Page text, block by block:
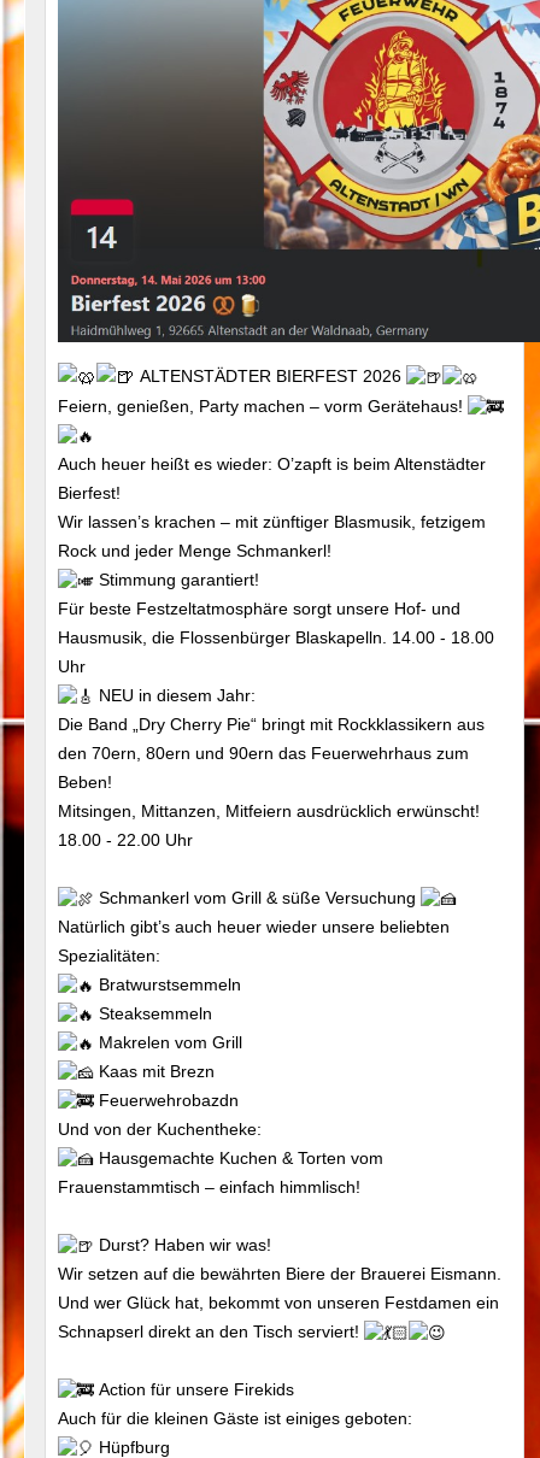
ALTENSTÄDTER BIERFEST 2026
Feiern, genießen, Party machen – vorm Gerätehaus!
Auch heuer heißt es wieder: O’zapft is beim Altenstädter
Bierfest!
Wir lassen’s krachen – mit zünftiger Blasmusik, fetzigem
Rock und jeder Menge Schmankerl!
Stimmung garantiert!
Für beste Festzeltatmosphäre sorgt unsere Hof- und
Hausmusik, die Flossenbürger Blaskapelln. 14.00 - 18.00
Uhr
NEU in diesem Jahr:
Die Band „Dry Cherry Pie“ bringt mit Rockklassikern aus
den 70ern, 80ern und 90ern das Feuerwehrhaus zum
Beben!
Mitsingen, Mittanzen, Mitfeiern ausdrücklich erwünscht!
18.00 - 22.00 Uhr
Schmankerl vom Grill & süße Versuchung
Natürlich gibt’s auch heuer wieder unsere beliebten
Spezialitäten:
Bratwurstsemmeln
Steaksemmeln
Makrelen vom Grill
Kaas mit Brezn
Feuerwehrobazdn
Und von der Kuchentheke:
Hausgemachte Kuchen & Torten vom
Frauenstammtisch – einfach himmlisch!
Durst? Haben wir was!
Wir setzen auf die bewährten Biere der Brauerei Eismann.
Und wer Glück hat, bekommt von unseren Festdamen ein
Schnapserl direkt an den Tisch serviert!
Action für unsere Firekids
Auch für die kleinen Gäste ist einiges geboten:
Hüpfburg